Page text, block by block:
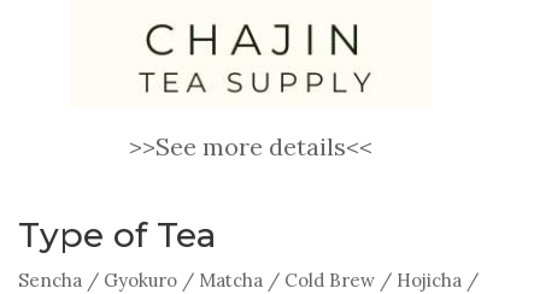
>>See more details<<
Type of Tea
Sencha / Gyokuro / Matcha / Cold Brew / Hojicha /